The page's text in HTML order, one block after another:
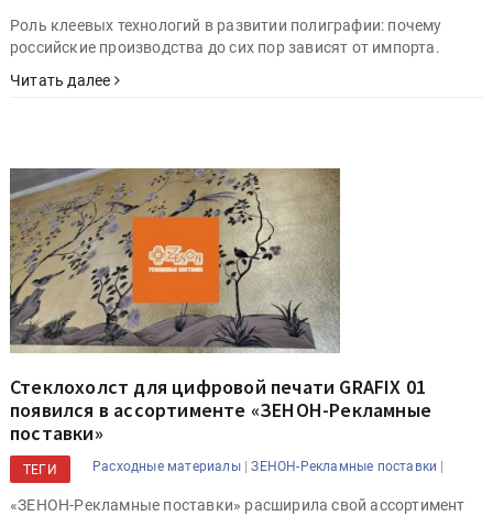
Роль клеевых технологий в развитии полиграфии: почему
российские производства до сих пор зависят от импорта.
Читать далее
Стеклохолст для цифровой печати GRAFIX 01
появился в ассортименте «ЗЕНОН-Рекламные
поставки»
ТЕГИ Расходные материалы|ЗЕНОН-Рекламные поставки |
«ЗЕНОН-Рекламные поставки» расширила свой ассортимент